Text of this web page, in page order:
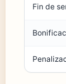
Fin de